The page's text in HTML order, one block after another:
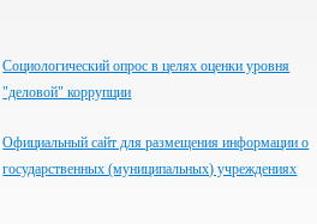
Социологический опрос в целях оценки уровня
"деловой" коррупции
Официальный сайт для размещения информации о
государственных (муниципальных) учреждениях